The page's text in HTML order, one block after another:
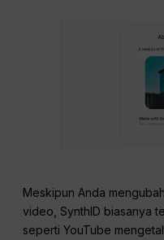
Meskipun Anda
video, SynthID biasanya
seperti YouTube